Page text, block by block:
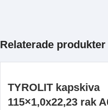
Relaterade produkter
TYROLIT kapskiva
115×1,0x22,23 rak